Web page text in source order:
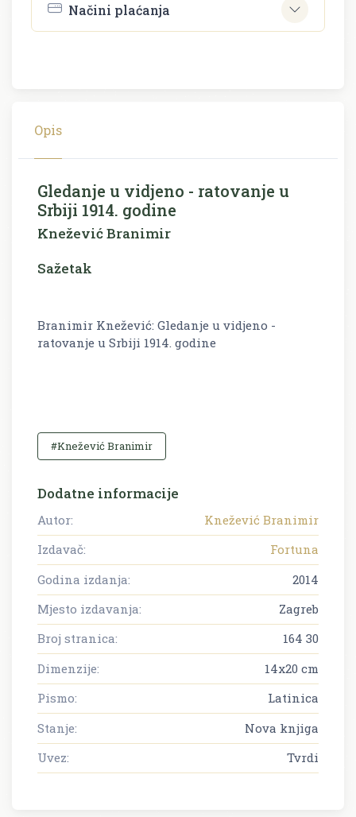
Načini plaćanja
Opis
Gledanje u vidjeno - ratovanje u
Srbiji 1914. godine
Knežević Branimir
Sažetak
Branimir Knežević: Gledanje u vidjeno -
ratovanje u Srbiji 1914. godine
#Knežević Branimir
Dodatne informacije
Autor:
Knežević Branimir
Izdavač:
Fortuna
Godina izdanja:
2014
Mjesto izdavanja:
Zagreb
Broj stranica:
164 30
Dimenzije:
14x20 cm
Pismo:
Latinica
Stanje:
Nova knjiga
Uvez:
Tvrdi